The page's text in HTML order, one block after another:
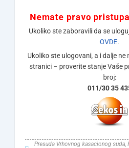
Nemate pravo
Ukoliko ste zaboravili da se
OVDE.
Ukoliko ste ulogovani, a i dalje
stranici – proverite stanje Vaše
broj:
011/30 35
Presuda Vrhovnog kasacionog